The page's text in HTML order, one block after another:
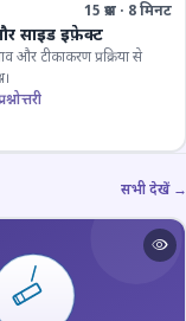
15 प्रश्न · 8 मिनट
साइड इफ़ेक्ट
और टीकाकरण प्रक्रिया से
सभी देखें →